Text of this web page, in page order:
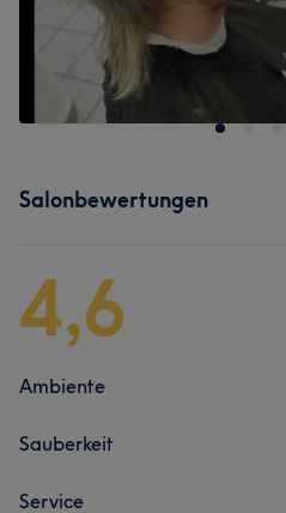
Salonbewertungen
4,6
Ambiente
Sauberkeit
Service